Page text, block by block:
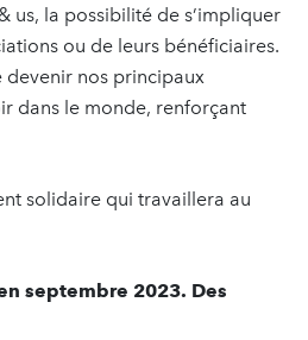
us, la possibilité de s’impliquer
ou de leurs bénéficiaires.
devenir nos principaux
dans le monde, renforçant
solidaire qui travaillera au
septembre 2023. Des